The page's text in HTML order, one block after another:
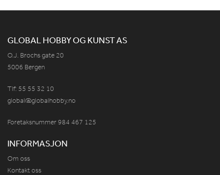
GLOBAL HOBBY OG KUNST AS
O.J. Brochs gate 20
5006 Bergen
Tlf: 55 55 32 10
global@globalhobby.no
Foretaksnummer 984 467 125
INFORMASJON
Om oss
Kontakt oss